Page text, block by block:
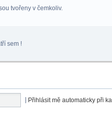
tvořeny v čemkoliv.
sem !
Přihlásit mě automaticky při